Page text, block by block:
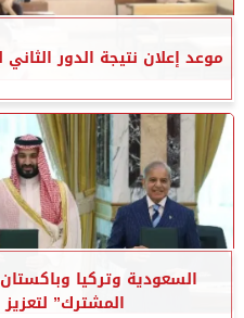
موعد إعلان نتيجة الدور الثاني
السعودية وتركيا
المشترك”